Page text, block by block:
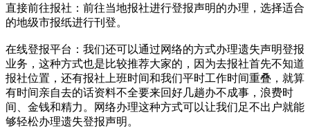
直接前往报社‌：‌前往当地报社进行登报声明的办理，‌选择适合
的地级市报纸进行刊登。‌
在线登报平台‌：‌我们还可以通过网络的方式办理遗失声明登报
业务，这种方式也是比较推荐大家的，因为去报社首先不知道
报社位置，还有报社上班时间和我们平时工作时间重叠，就算
有时间亲自去的话资料不全要来回好几趟办不成事，浪费时
间、金钱和精力。网络办理这种方式可以让我们足不出户就能
够轻松办理遗失登报声明。